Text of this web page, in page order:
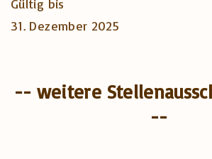
Gültig bis
31. Dezember 2025
-- weitere
--